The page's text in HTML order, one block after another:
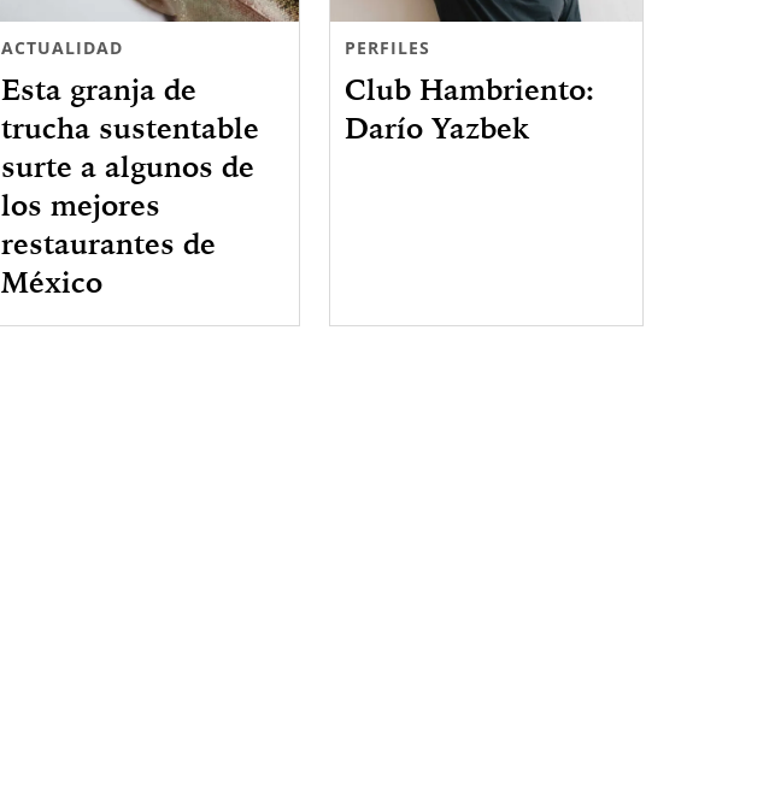
ACTUALIDAD
Esta granja de
trucha sustentable
surte a algunos de
los mejores
restaurantes de
México
PERFILES
Club Hambriento:
Darío Yazbek